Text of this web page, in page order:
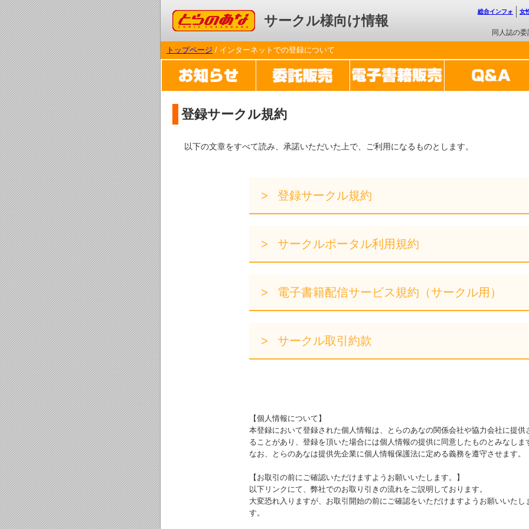
コミックとらのあな サークル様向け情報
同人誌の委
総合インフォ 女
トップページ / インターネットでの登録について
登録サークル規約
以下の文章をすべて読み、承諾いただいた上で、ご利用になるものとします。
登録サークル規約
サークルポータル利用規約
電子書籍配信サービス規約（サークル用）
サークル取引約款
【個人情報について】
本登録において登録された個人情報は、とらのあなの関係会社や協力会社に提供
ることがあり、登録を頂いた場合には個人情報の提供に同意したものとみなしま
なお、とらのあなは提供先企業に個人情報保護法に定める義務を遵守させます。
【お取引の前にご確認いただけますようお願いいたします。】
以下リンクにて、弊社でのお取り引きの流れをご説明しております。
大変恐れ入りますが、お取引開始の前にご確認をいただけますようお願いいたし
す。